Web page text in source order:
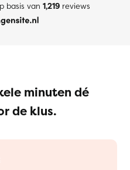
basis van 1,219reviews
minuten dé
de klus.